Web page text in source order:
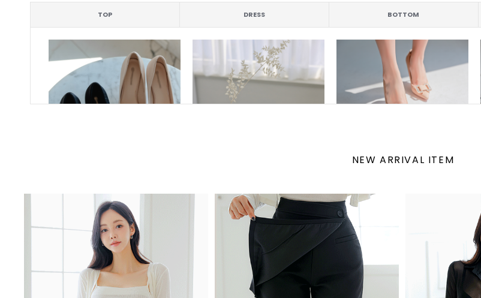
TOP DRESS BOTTOM
NEW ARRIVAL ITEM
Tnani. 02-448-1227
평일 11:00~ 16:00 / 점심시간 12:00 ~ 13:00 / 토,일,공휴일 휴무 (점심시간이나 업무전후, 휴무일에는 고객센터 연락이 되지 않으니 게시판 문의 해주세요)
서울특별시 성동구 하왕십리동 CJ대한통운 성동A직영 CJ대한통운 : 1588-1255 배송조회
국민 095001-04-155141 예금주 : 주식회사로에르